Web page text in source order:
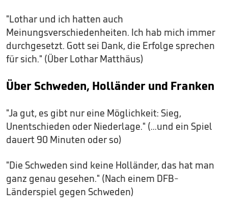
"Lothar und ich hatten auch
Meinungsverschiedenheiten. Ich hab mich immer
durchgesetzt. Gott sei Dank, die Erfolge sprechen
für sich." (Über Lothar Matthäus)
Über Schweden, Holländer und Franken
"Ja gut, es gibt nur eine Möglichkeit: Sieg,
Unentschieden oder Niederlage." (...und ein Spiel
dauert 90 Minuten oder so)
"Die Schweden sind keine Holländer, das hat man
ganz genau gesehen." (Nach einem DFB-
Länderspiel gegen Schweden)